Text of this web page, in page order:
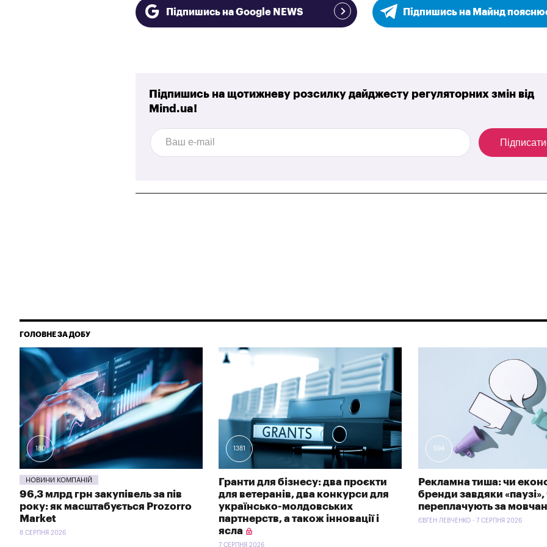
Підпишись на Google NEWS Підпишись на Майнд
Підпишись на щотижневу розсилку дайджесту регуляторних змін від
Mind.ua!
ГОЛОВНЕ ЗА ДОБУ
180
НОВИНИ КОМПАНІЙ
96,3 млрд грн закупівель за пів
року: як масштабується Prozorro
Market
8 СЕРПНЯ 2026
1381
Гранти для бізнесу: два проєкти
для ветеранів, два конкурси для
українсько-молдовських
партнерств, а також інновації і
ясла
7 СЕРПНЯ 2026
594
Рекламна тиша: чи
бренди завдяки «паузі»,
переплачують за
ЄВГЕН ЛЕВЧЕНКО - 7 СЕРПНЯ 2026